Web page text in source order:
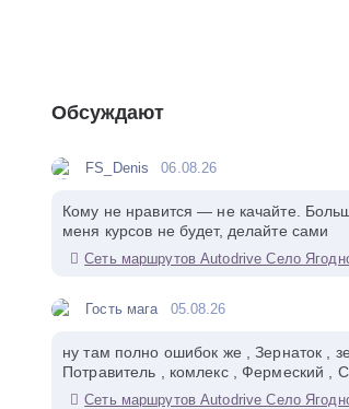
Обсуждают
FS_Denis 06.08.26
Кому не нравится — не качайте.
меня курсов не будет, делайте сами
Сеть маршрутов Autodrive Село
Гость мага 05.08.26
ну там полно ошибок же , Зернаток ,
Потравитель , комлекс , Фермеский ,
Сеть маршрутов Autodrive Село